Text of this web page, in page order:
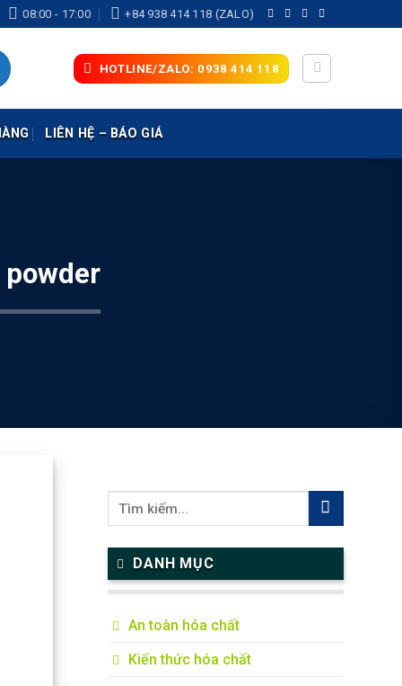
08:00 - 17:00 +84 938 414 118 (ZALO)
HOTLINE/ZALO: 0938 414 118
LIÊN HỆ – BÁO GIÁ
DANH MỤC
An toàn hóa chất
Kiến thức hóa chất